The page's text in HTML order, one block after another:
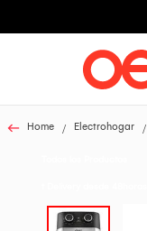
Home Electrohogar